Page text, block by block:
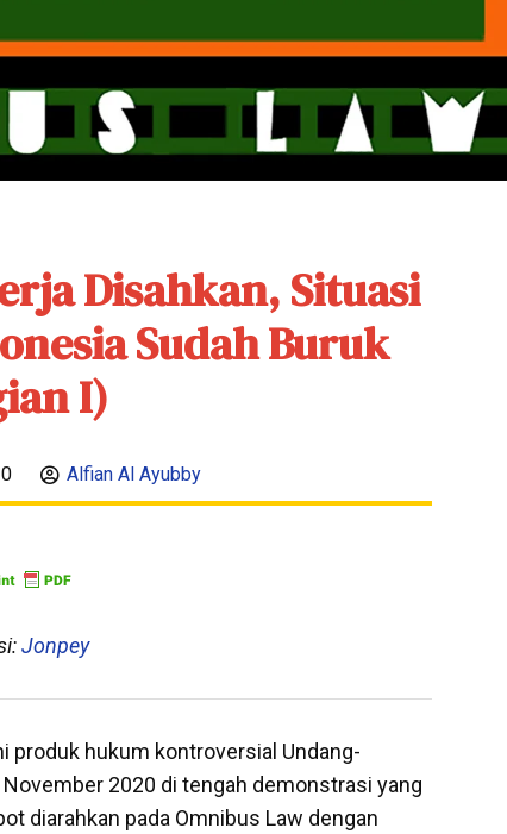
Disahkan, Situasi
Sudah Buruk
I)
Alfian Al Ayubby
Jonpey
produk hukum kontroversial Undang-
2020 di tengah demonstrasi yang
diarahkan pada Omnibus Law dengan